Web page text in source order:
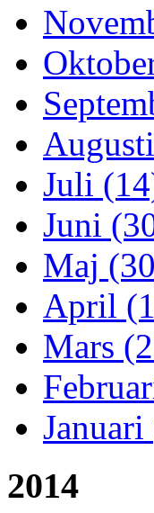
Juli
Juni
Maj
April
Mars
2014